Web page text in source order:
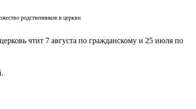
родственников в церкви
чтит 7 августа по гражданскому и 25 июля по